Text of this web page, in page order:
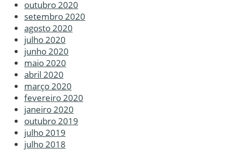
outubro 2020
setembro 2020
agosto 2020
julho 2020
junho 2020
maio 2020
abril 2020
março 2020
fevereiro 2020
janeiro 2020
outubro 2019
julho 2019
julho 2018